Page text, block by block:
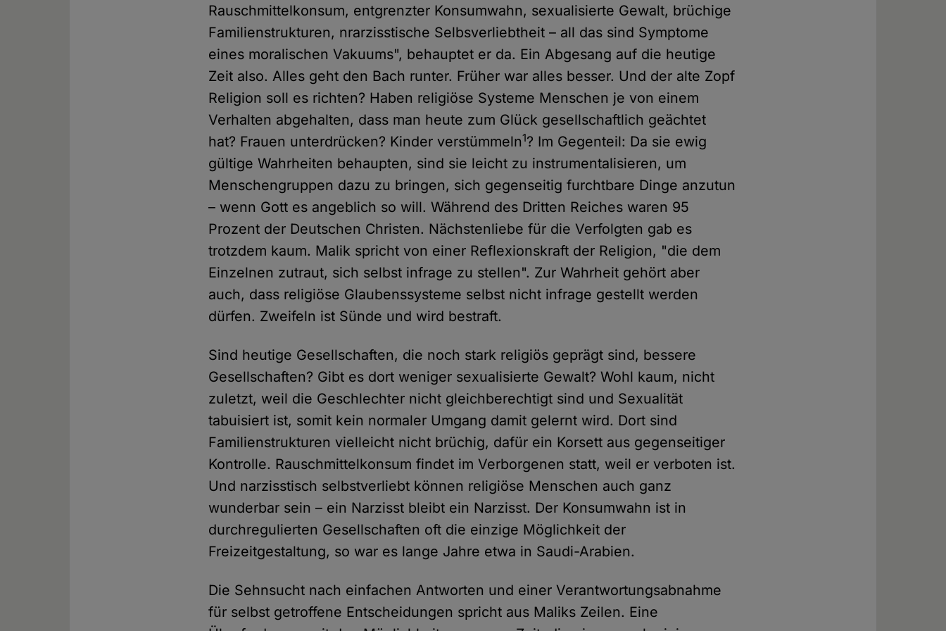
Rauschmittelkonsum, entgrenzter Konsumwahn, sexualisierte Gewalt, brüchige
Familienstrukturen, nrarzisstische Selbsverliebtheit – all das sind Symptome
eines moralischen Vakuums", behauptet er da. Ein Abgesang auf die heutige
Zeit also. Alles geht den Bach runter. Früher war alles besser. Und der alte Zopf
Religion soll es richten? Haben religiöse Systeme Menschen je von einem
Verhalten abgehalten, dass man heute zum Glück gesellschaftlich geächtet
hat? Frauen unterdrücken? Kinder verstümmeln1? Im Gegenteil: Da sie ewig
gültige Wahrheiten behaupten, sind sie leicht zu instrumentalisieren, um
Menschengruppen dazu zu bringen, sich gegenseitig furchtbare Dinge anzutun
– wenn Gott es angeblich so will. Während des Dritten Reiches waren 95
Prozent der Deutschen Christen. Nächstenliebe für die Verfolgten gab es
trotzdem kaum. Malik spricht von einer Reflexionskraft der Religion, "die dem
Einzelnen zutraut, sich selbst infrage zu stellen". Zur Wahrheit gehört aber
auch, dass religiöse Glaubenssysteme selbst nicht infrage gestellt werden
dürfen. Zweifeln ist Sünde und wird bestraft.
Sind heutige Gesellschaften, die noch stark religiös geprägt sind, bessere
Gesellschaften? Gibt es dort weniger sexualisierte Gewalt? Wohl kaum, nicht
zuletzt, weil die Geschlechter nicht gleichberechtigt sind und Sexualität
tabuisiert ist, somit kein normaler Umgang damit gelernt wird. Dort sind
Familienstrukturen vielleicht nicht brüchig, dafür ein Korsett aus gegenseitiger
Kontrolle. Rauschmittelkonsum findet im Verborgenen statt, weil er verboten ist.
Und narzisstisch selbstverliebt können religiöse Menschen auch ganz
wunderbar sein – ein Narzisst bleibt ein Narzisst. Der Konsumwahn ist in
durchregulierten Gesellschaften oft die einzige Möglichkeit der
Freizeitgestaltung, so war es lange Jahre etwa in Saudi-Arabien.
Die Sehnsucht nach einfachen Antworten und einer Verantwortungsabnahme
für selbst getroffene Entscheidungen spricht aus Maliks Zeilen. Eine